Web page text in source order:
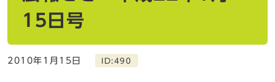
15日号
2010年1月15日 ID:490